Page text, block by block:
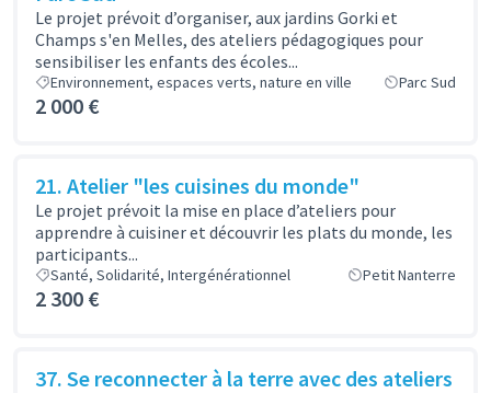
Le projet prévoit d’organiser, aux jardins Gorki et
Champs s'en Melles, des ateliers pédagogiques pour
sensibiliser les enfants des écoles...
Environnement, espaces verts, nature en ville Parc Sud
2 000 €
21. Atelier "les cuisines du monde"
Le projet prévoit la mise en place d’ateliers pour
apprendre à cuisiner et découvrir les plats du monde, les
participants...
Santé, Solidarité, Intergénérationnel Petit Nanterre
2 300 €
37. Se reconnecter à la terre avec des ateliers